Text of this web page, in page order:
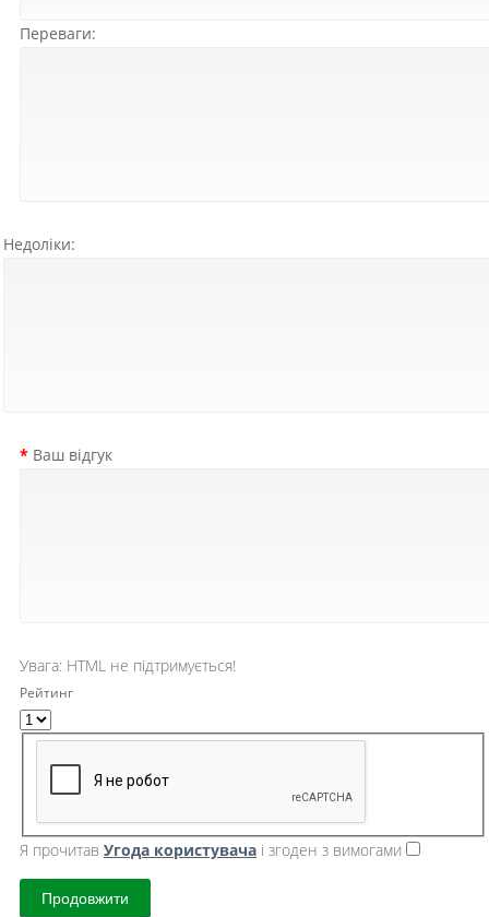
Переваги:
Недоліки:
Ваш відгук
Увага: HTML не підтримується!
Рейтинг
Я прочитав Угода користувача і згоден з вимогами
Продовжити